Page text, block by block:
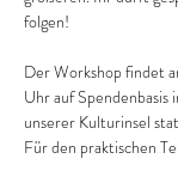
folgen!
Der Workshop findet
Uhr auf Spendenbasis
unserer Kulturinsel
Für den praktischen